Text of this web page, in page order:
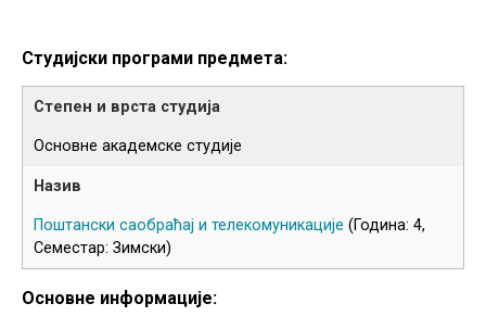
Студијски програми предмета:
Основне академске студије
Поштански саобраћај и телекомуникације (Година: 4,
Семестар: Зимски)
Основне информације: